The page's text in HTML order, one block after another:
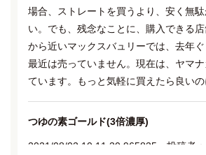
場合、ストレートを買うより、安く無
い。でも、残念なことに、購入できる
から近いマックスバュリーでは、去年
最近は売っていません。現在は、ヤマ
ています。もっと気軽に買えたら良いの
つゆの素ゴールド(3倍濃厚)
2021/08/02 10:11:30.965835 投稿者